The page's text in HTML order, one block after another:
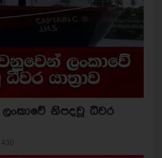
නිපදවූ ධීවර
430